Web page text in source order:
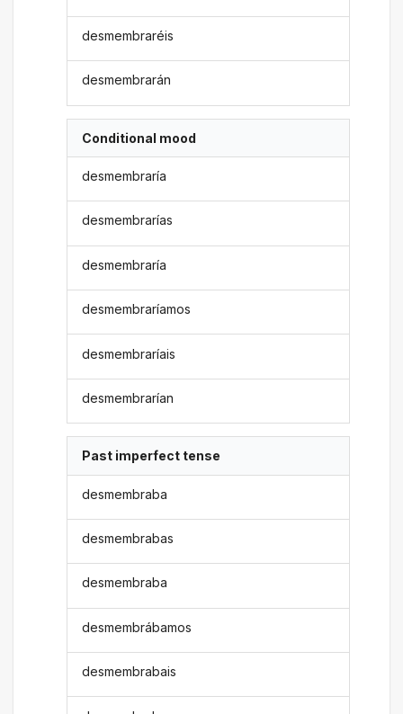
desmembraréis
desmembrarán
Conditional mood
desmembraría
desmembrarías
desmembraría
desmembraríamos
desmembraríais
desmembrarían
Past imperfect tense
desmembraba
desmembrabas
desmembraba
desmembrábamos
desmembrabais